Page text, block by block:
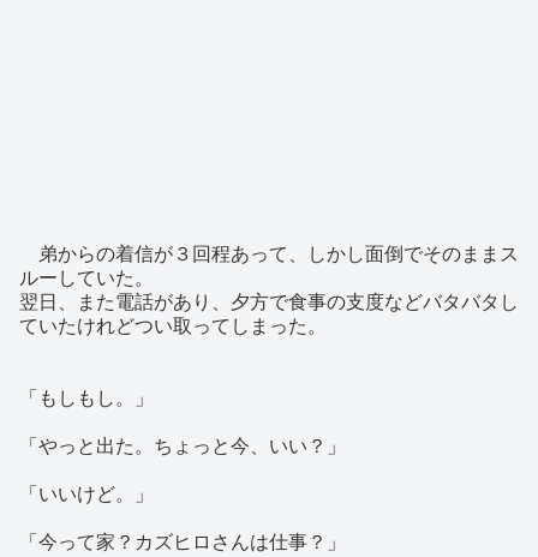
弟からの着信が３回程あって、しかし面倒でそのままス
ルーしていた。
翌日、また電話があり、夕方で食事の支度などバタバタし
ていたけれどつい取ってしまった。
「もしもし。」
「やっと出た。ちょっと今、いい？」
「いいけど。」
「今って家？カズヒロさんは仕事？」